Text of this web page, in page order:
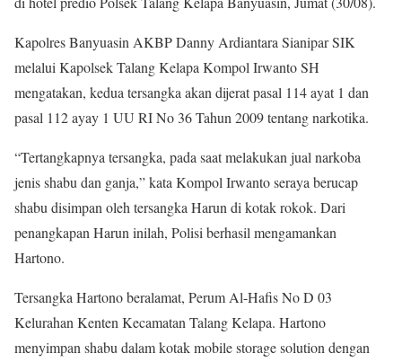
Kapolres Banyuasin AKBP Danny Ardiantara Sianipar SIK
melalui Kapolsek Talang Kelapa Kompol Irwanto SH
mengatakan, kedua tersangka akan dijerat pasal 114 ayat 1 dan
pasal 112 ayay 1 UU RI No 36 Tahun 2009 tentang narkotika.
“Tertangkapnya tersangka, pada saat melakukan jual narkoba
jenis shabu dan ganja,” kata Kompol Irwanto seraya berucap
shabu disimpan oleh tersangka Harun di kotak rokok. Dari
penangkapan Harun inilah, Polisi berhasil mengamankan
Hartono.
Tersangka Hartono beralamat, Perum Al-Hafis No D 03
Kelurahan Kenten Kecamatan Talang Kelapa. Hartono
menyimpan shabu dalam kotak mobile storage solution dengan